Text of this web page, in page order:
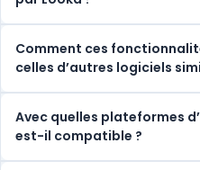
Comment ces
celles d’autres logiciels
Avec quelles plateformes
est-il compatible ?